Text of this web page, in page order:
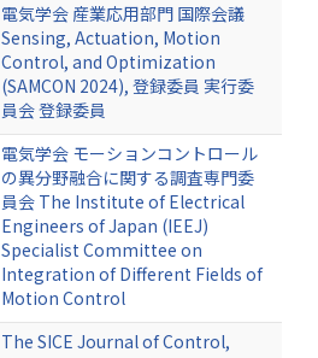
電気学会 産業応用部門 国際会議
Sensing, Actuation, Motion
Control, and Optimization
(SAMCON 2024), 登録委員 実行委
員会 登録委員
電気学会 モーションコントロール
の異分野融合に関する調査専門委
員会 The Institute of Electrical
Engineers of Japan (IEEJ)
Specialist Committee on
Integration of Different Fields of
Motion Control
The SICE Journal of Control,